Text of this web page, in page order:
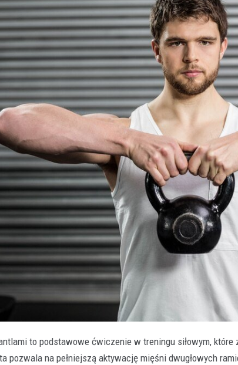
to podstawowe ćwiczenie w treningu siłowym,
pozwala na pełniejszą aktywację mięśni dwugłowych